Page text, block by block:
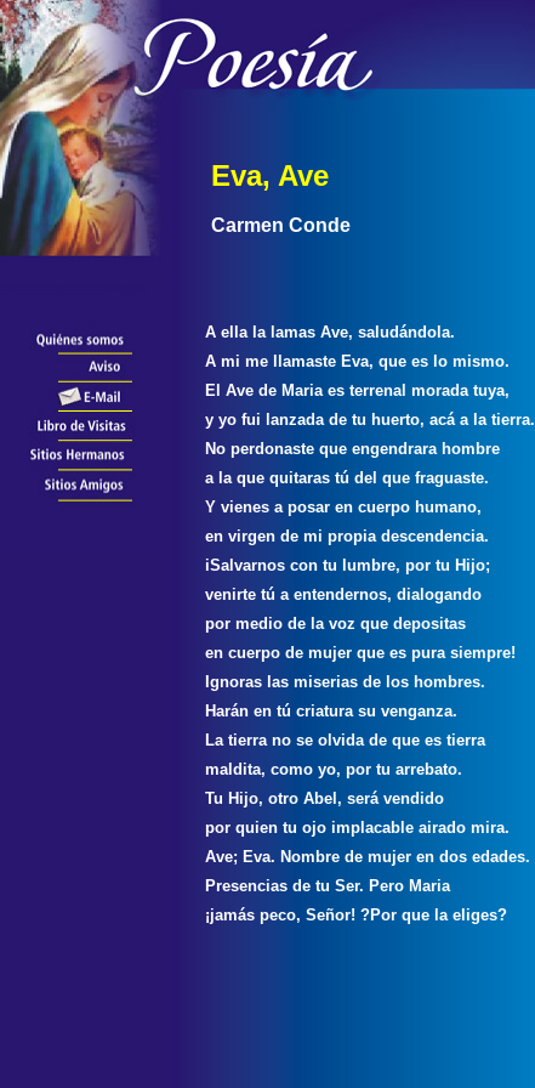
Eva, Ave
Carmen Conde
A ella la lamas Ave, saludándola.
A mi me llamaste Eva, que es lo mismo.
El Ave de Maria es terrenal morada tuya,
y yo fui lanzada de tu huerto, acá a la tierra.
No perdonaste que engendrara hombre
a la que quitaras tú del que fraguaste.
Y vienes a posar en cuerpo humano,
en virgen de mi propia descendencia.
iSalvarnos con tu lumbre, por tu Hijo;
venirte tú a entendernos, dialogando
por medio de la voz que depositas
en cuerpo de mujer que es pura siempre!
Ignoras las miserias de los hombres.
Harán en tú criatura su venganza.
La tierra no se olvida de que es tierra
maldita, como yo, por tu arrebato.
Tu Hijo, otro Abel, será vendido
por quien tu ojo implacable airado mira.
Ave; Eva. Nombre de mujer en dos edades.
Presencias de tu Ser. Pero Maria
¡jamás peco, Señor! ?Por que la eliges?